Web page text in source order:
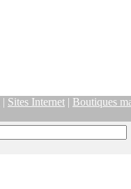
| Sites Internet | Boutiques